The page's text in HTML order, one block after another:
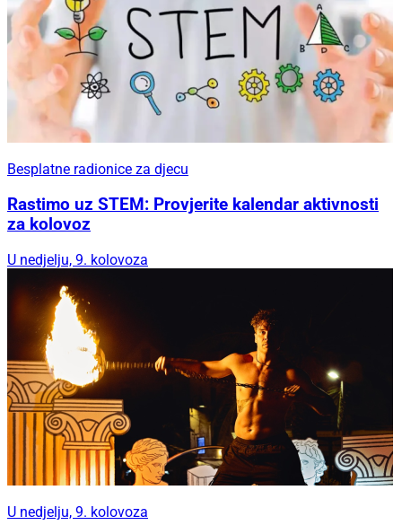
Besplatne radionice za djecu
Rastimo uz STEM: Provjerite kalendar aktivnosti
za kolovoz
U nedjelju, 9. kolovoza
U nedjelju, 9. kolovoza